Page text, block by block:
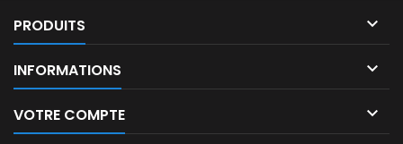
PRODUITS 
INFORMATIONS 
VOTRE COMPTE 